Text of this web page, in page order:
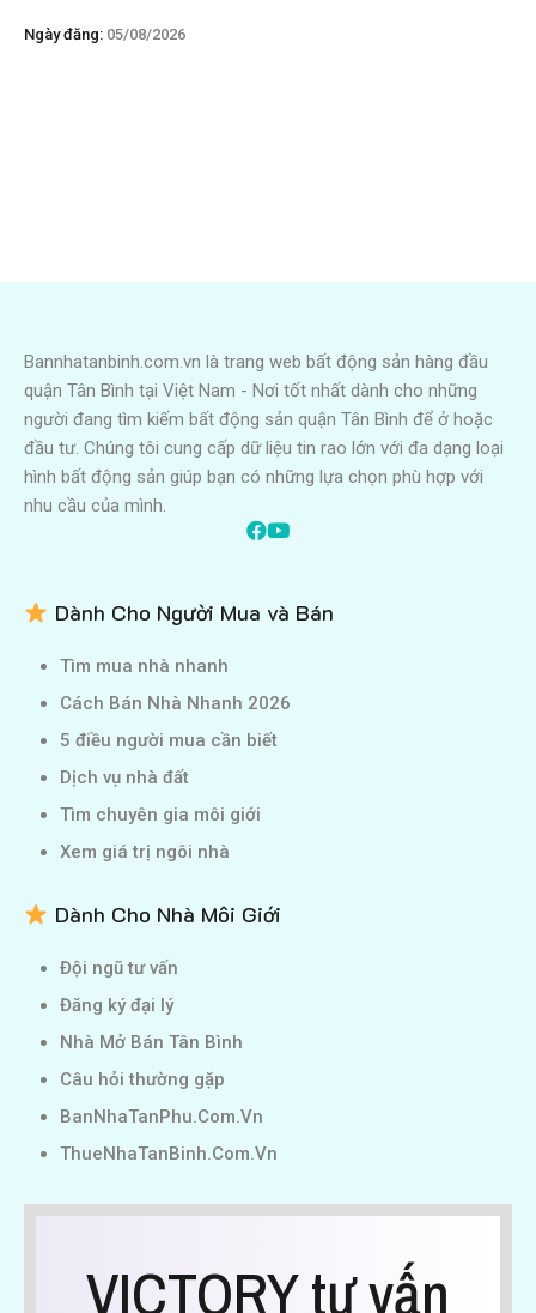
Ngày đăng: 05/08/2026
Bannhatanbinh.com.vn là trang web bất động sản hàng đầu
quận Tân Bình tại Việt Nam - Nơi tốt nhất dành cho những
người đang tìm kiếm bất động sản quận Tân Bình để ở hoặc
đầu tư. Chúng tôi cung cấp dữ liệu tin rao lớn với đa dạng loại
hình bất động sản giúp bạn có những lựa chọn phù hợp với
nhu cầu của mình.
Dành Cho Người Mua và Bán
Tìm mua nhà nhanh
Cách Bán Nhà Nhanh 2026
5 điều người mua cần biết
Dịch vụ nhà đất
Tìm chuyên gia môi giới
Xem giá trị ngôi nhà
Dành Cho Nhà Môi Giới
Đội ngũ tư vấn
Đăng ký đại lý
Nhà Mở Bán Tân Bình
Câu hỏi thường gặp
BanNhaTanPhu.Com.Vn
ThueNhaTanBinh.Com.Vn
VICTORY tư vấn